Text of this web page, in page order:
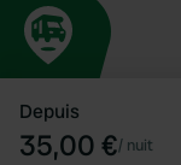
Depuis
35,00 €/ nuit